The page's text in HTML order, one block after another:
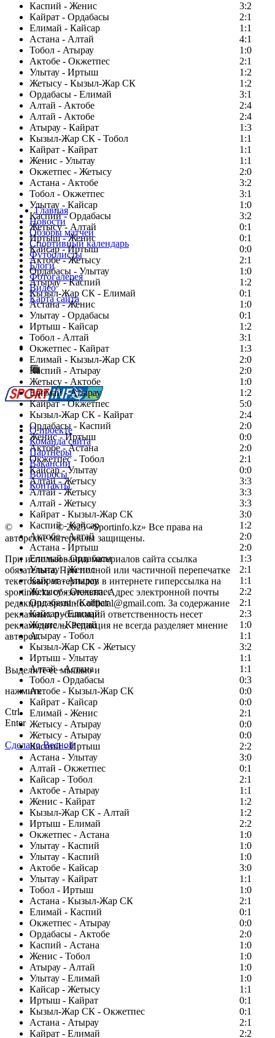
Каспий - Женис
3:2
Кайрат - Ордабасы
2:1
Елимай - Кайсар
1:1
Астана - Алтай
4:1
Тобол - Атырау
1:0
Актобе - Окжетпес
2:1
Улытау - Иртыш
1:2
Жетысу - Кызыл-Жар СК
1:2
Ордабасы - Елимай
3:1
Алтай - Актобе
2:4
Алтай - Актобе
2:4
Атырау - Кайрат
1:3
Кызыл-Жар СК - Тобол
1:1
Кайрат - Кайрат
1:1
Женис - Улытау
1:1
Окжетпес - Жетысу
2:0
Астана - Актобе
3:2
Тобол - Окжетпес
3:1
Улытау - Кайсар
1:0
Каспий - Ордабасы
3:2
Жетысу - Алтай
0:1
Иртыш - Женис
0:1
Кайсар - Иртыш
0:0
Актобе - Жетысу
2:1
Ордабасы - Улытау
1:0
Атырау - Каспий
1:2
Кызыл-Жар СК - Елимай
0:1
Астана - Женис
1:0
Улытау - Ордабасы
0:1
Иртыш - Кайсар
1:2
Тобол - Алтай
3:1
Окжетпес - Кайрат
1:3
Елимай - Кызыл-Жар СК
2:0
Каспий - Атырау
2:0
Жетысу - Актобе
1:0
Елимай - Атырау
1:2
Кайрат - Окжетпес
5:0
Кызыл-Жар СК - Кайрат
2:4
Ордабасы - Каспий
2:0
Женис - Иртыш
0:0
Актобе - Астана
2:0
Окжетпес - Тобол
2:1
Кайсар - Улытау
0:0
Алтай - Жетысу
3:3
Алтай - Жетысу
3:3
Алтай - Жетысу
3:3
Кайрат - Кызыл-Жар СК
3:0
Каспий - Кайсар
1:2
Актобе - Алтай
2:0
Астана - Иртыш
2:0
Елимай - Ордабасы
1:3
Улытау - Женис
2:1
Кайрат - Атырау
1:1
Жетысу - Окжетпес
2:2
Ордабасы - Кайрат
2:1
Кайсар - Елимай
2:3
Женис - Каспий
1:0
Атырау - Тобол
1:1
Кызыл-Жар СК - Жетысу
3:2
Иртыш - Улытау
1:1
Алтай - Астана
1:1
Тобол - Ордабасы
0:3
Актобе - Кызыл-Жар СК
0:0
Кайрат - Кайсар
0:0
Елимай - Женис
2:1
Жетысу - Атырау
0:0
Жетысу - Атырау
0:0
Каспий - Иртыш
2:2
Астана - Улытау
3:0
Алтай - Окжетпес
0:1
Кайсар - Тобол
2:1
Актобе - Атырау
1:1
Женис - Кайрат
1:2
Кызыл-Жар СК - Алтай
1:2
Иртыш - Елимай
2:2
Окжетпес - Астана
1:0
Улытау - Каспий
1:0
Улытау - Каспий
1:0
Актобе - Кайсар
3:0
Улытау - Кайрат
1:1
Тобол - Иртыш
1:0
Астана - Кызыл-Жар СК
2:1
Елимай - Каспий
0:1
Окжетпес - Атырау
0:0
Ордабасы - Актобе
2:0
Каспий - Астана
1:0
Женис - Тобол
1:0
Атырау - Алтай
1:0
Улытау - Елимай
1:0
Кайсар - Жетысу
1:1
Иртыш - Кайрат
0:1
Кызыл-Жар СК - Окжетпес
0:1
Астана - Атырау
2:1
Кайрат - Елимай
2:2
Главная
Новости
Обзоры матчей
Спортивный календарь
Футболисты
Блоги
Фотогалерея
Видео
Карта сайта
Есть идея?
Сообщить о мероприятии
Перейти на старый сайт
О проекте
Команда сайта
Партнеры
Вакансии
Вопросы
Контакты
© Copyright© 2025 «Sportinfo.kz» Все права на
авторские материалы защищены.
При использовании материалов сайта ссылка
обязательна. При полной или частичной перепечатке
текстовых материалов в интернете гиперссылка на
sportinfo.kz обязательна. Адрес электронной почты
редакции: sportinfo.official@gmail.com. За содержание
рекламных публикаций ответственность несет
рекламодатель. Редакция не всегда разделяет мнение
авторов.
Заметили ошибку в тексте?
Выделите ее мышью и
нажмите
Ctrl
Enter
Сделано Весной